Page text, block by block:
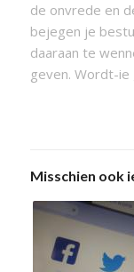
de onvrede en
bejegen je
daaraan te
geven. Wordt-ie
Misschien ook